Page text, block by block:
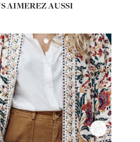
AIMEREZ AUSSI